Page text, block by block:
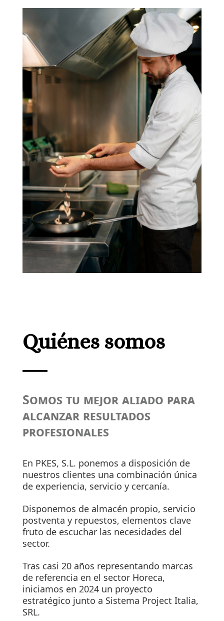
Quiénes somos
Somos tu mejor aliado para
alcanzar resultados
profesionales
En PKES, S.L. ponemos a disposición de
nuestros clientes una combinación única
de experiencia, servicio y cercanía.
Disponemos de almacén propio, servicio
postventa y repuestos, elementos clave
fruto de escuchar las necesidades del
sector.
Tras casi 20 años representando marcas
de referencia en el sector Horeca,
iniciamos en 2024 un proyecto
estratégico junto a Sistema Project Italia,
SRL.